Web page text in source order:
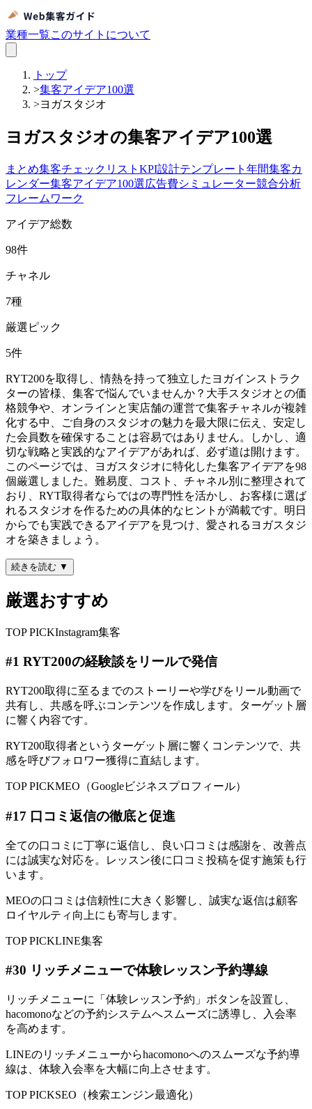
業種一覧このサイトについて
トップ
>集客アイデア100選
>ヨガスタジオ
ヨガスタジオの集客アイデア100選
まとめ集客チェックリスト KPI設計テンプレート 年間集客カ
レンダー集客アイデア100選広告費シミュレーター競合分析
フレームワーク
アイデア総数
98件
チャネル
7種
厳選ピック
5件
RYT200を取得し、情熱を持って独立したヨガインストラク
ターの皆様、集客で悩んでいませんか？大手スタジオとの価
格競争や、オンラインと実店舗の運営で集客チャネルが複雑
化する中、ご自身のスタジオの魅力を最大限に伝え、安定し
た会員数を確保することは容易ではありません。しかし、適
切な戦略と実践的なアイデアがあれば、必ず道は開けます。
このページでは、ヨガスタジオに特化した集客アイデアを98
個厳選しました。難易度、コスト、チャネル別に整理されて
おり、RYT取得者ならではの専門性を活かし、お客様に選ば
れるスタジオを作るための具体的なヒントが満載です。明日
からでも実践できるアイデアを見つけ、愛されるヨガスタジ
オを築きましょう。
続きを読む ▼
厳選おすすめ
TOP PICKInstagram集客
#1 RYT200の経験談をリールで発信
RYT200取得に至るまでのストーリーや学びをリール動画で
共有し、共感を呼ぶコンテンツを作成します。ターゲット層
に響く内容です。
RYT200取得者というターゲット層に響くコンテンツで、共
感を呼びフォロワー獲得に直結します。
TOP PICKMEO（Googleビジネスプロフィール）
#17 口コミ返信の徹底と促進
全ての口コミに丁寧に返信し、良い口コミは感謝を、改善点
には誠実な対応を。レッスン後に口コミ投稿を促す施策も行
います。
MEOの口コミは信頼性に大きく影響し、誠実な返信は顧客
ロイヤルティ向上にも寄与します。
TOP PICKLINE集客
#30 リッチメニューで体験レッスン予約導線
リッチメニューに「体験レッスン予約」ボタンを設置し、
hacomonoなどの予約システムへスムーズに誘導し、入会率
を高めます。
LINEのリッチメニューからhacomonoへのスムーズな予約導
線は、体験入会率を大幅に向上させます。
TOP PICKSEO（検索エンジン最適化）